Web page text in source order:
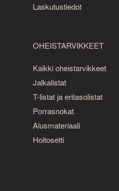
Laskutustiedot
OHEISTARVIKKEET
Kaikki oheistarvikkeet
Jalkalistat
T-listat ja eritasolistat
Porrasnokat
Alusmateriaali
Hoitosetti